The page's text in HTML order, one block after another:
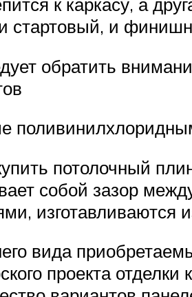
стартовый, и
обратить
потолочный
собой зазор
изготавливаются
вида
проекта